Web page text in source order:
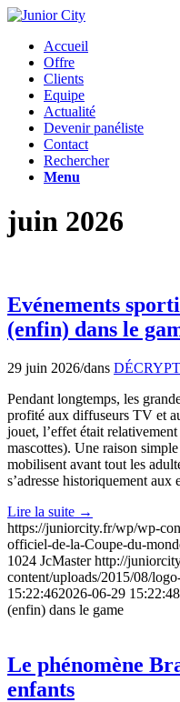
Accueil
Offre
Clients
Equipe
Actualité
Devenir panéliste
Contact
Rechercher
Menu
juin 2026
Evénements
(enfin) dans le
29 juin 2026/dans
Pendant longtemps, les
profité aux diffuseurs TV et
jouet, l’effet était
mascottes). Une raison
mobilisent avant tout les
s’adresse historiquement
Lire la suite →
https://juniorcity.fr/wp/wp-
officiel-de-la-Coupe-du-
1024 JcMaster http://
content/uploads/2015/08/
15:22:462026-06-29 15:22:48
(enfin) dans le game
Le phénomène
enfants